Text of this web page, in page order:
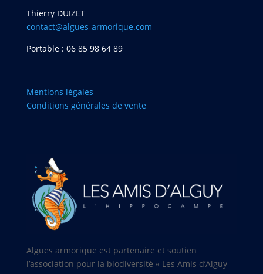
Thierry DUIZET
contact@algues-armorique.com
Portable : 06 85 98 64 89
Mentions légales
Conditions générales de vente
Algues armorique est partenaire et soutien
l’association pour la biodiversité « Les Amis d’Alguy